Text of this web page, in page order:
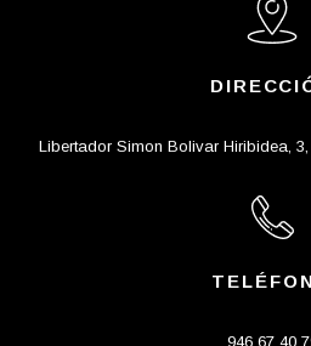
Libertador Simon Bolivar Hiribidea,
946 67 40